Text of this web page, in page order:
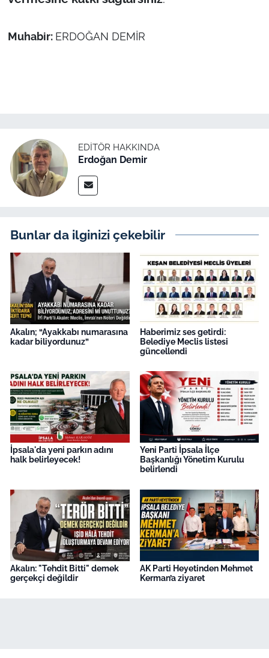
Muhabir: ERDOĞAN DEMİR
EDITÖR HAKKINDA
Erdoğan Demir
Bunlar da ilginizi çekebilir
Akalın; “Ayakkabı numarasına
kadar biliyordunuz”
Haberimiz ses getirdi:
Belediye Meclis listesi
güncellendi
İpsala'da yeni parkın adını
halk belirleyecek!
Yeni Parti İpsala İlçe
Başkanlığı Yönetim Kurulu
belirlendi
Akalın: "Tehdit Bitti" demek
gerçekçi değildir
AK Parti Heyetinden Mehmet
Kerman’a ziyaret